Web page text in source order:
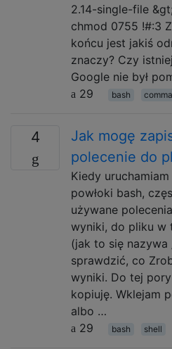
2.14-single-file
chmod 0755 !#:3
końcu jest jakiś
znaczy? Czy
Google nie był
29
bash
4
Jak mogę
polecenie do
Kiedy
powłoki bash,
używane
wyniki, do pliku w
(jak to się nazywa
sprawdzić, co
wyniki. Do tej
kopiuję. Wklejam
albo …
29
bash shell